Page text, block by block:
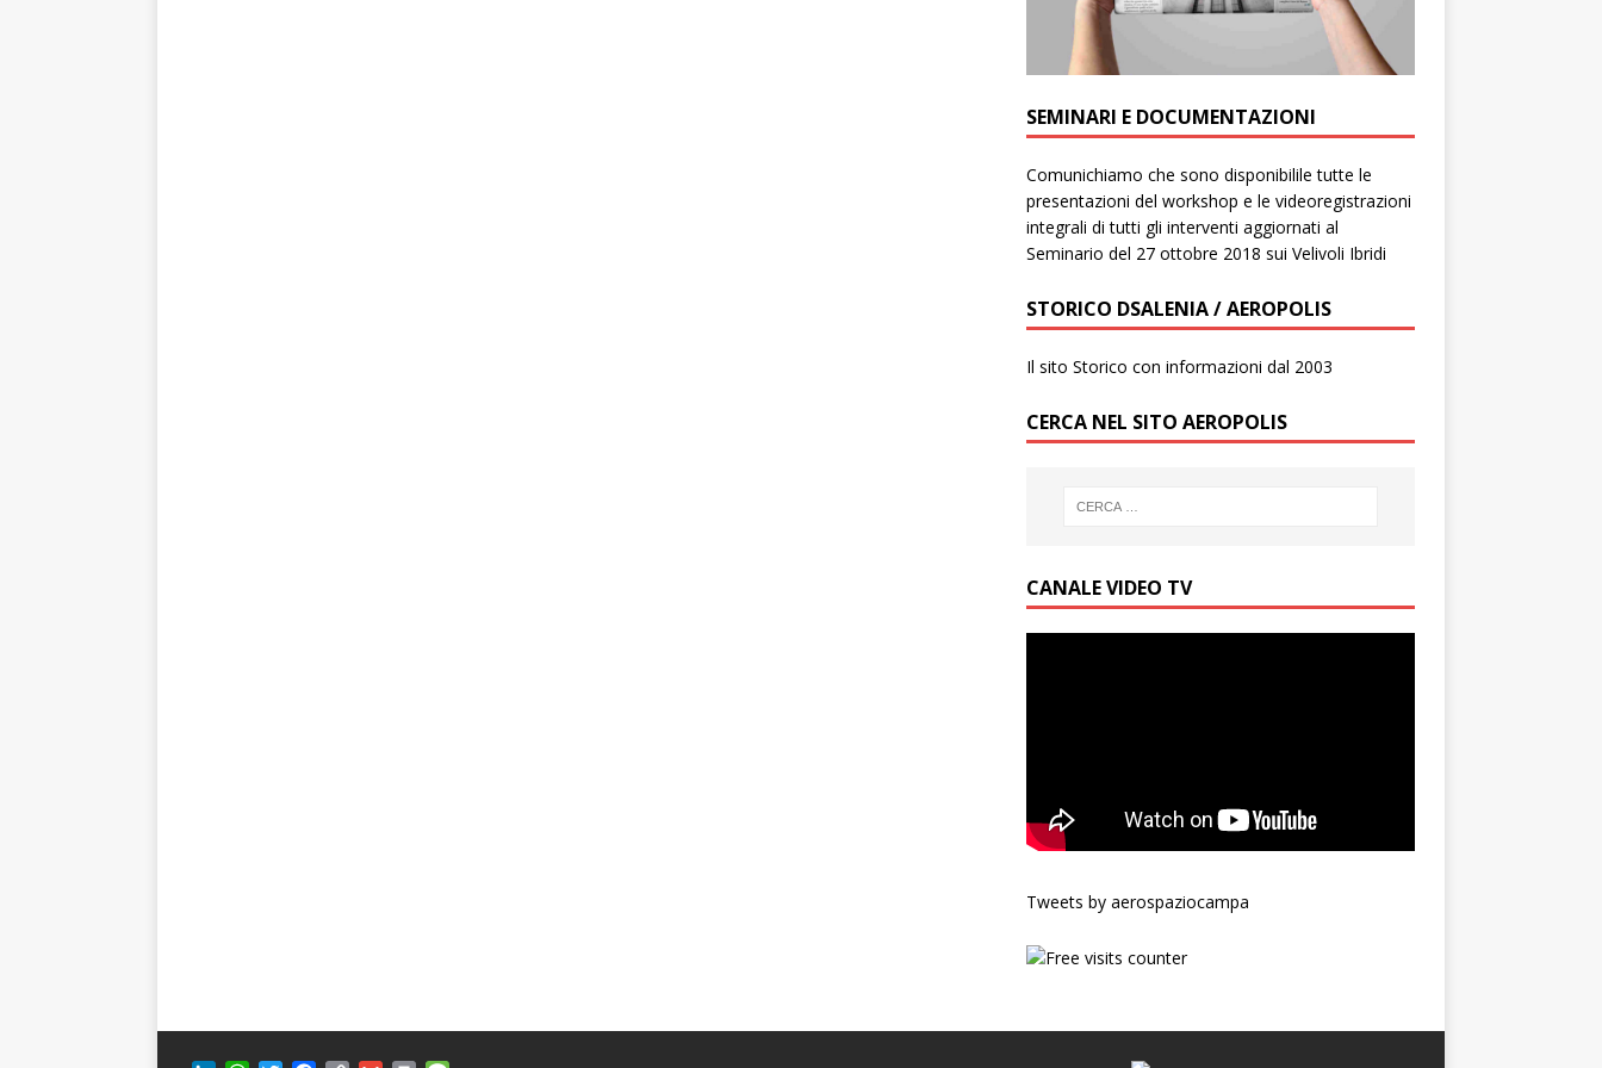
SEMINARI E DOCUMENTAZIONI
Comunichiamo che sono disponibilile tutte le
presentazioni del workshop e le videoregistrazioni
integrali di tutti gli interventi aggiornati al
Seminario del 27 ottobre 2018 sui Velivoli Ibridi
STORICO DSALENIA / AEROPOLIS
Il sito Storico con informazioni dal 2003
CERCA NEL SITO AEROPOLIS
CANALE VIDEO TV
Tweets by aerospaziocampa